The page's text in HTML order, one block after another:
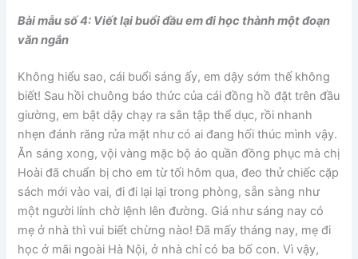
Bài mẫu số 4: Viết lại buổi đầu em đi học thành một đoạn
văn ngắn
Không hiểu sao, cái buổi sáng ấy, em dậy sớm thế không
biết! Sau hồi chuông báo thức của cái đồng hồ đặt trên đầu
giường, em bật dậy chạy ra sân tập thể dục, rồi nhanh
nhẹn đánh răng rửa mặt như có ai đang hối thúc mình vậy.
Ăn sáng xong, vội vàng mặc bộ áo quần đồng phục mà chị
Hoài đã chuẩn bị cho em từ tối hôm qua, đeo thử chiếc cặp
sách mới vào vai, đi đi lại lại trong phòng, sẵn sàng như
một người lính chờ lệnh lên đường. Giá như sáng nay có
mẹ ở nhà thì vui biết chừng nào! Đã mấy tháng nay, mẹ đi
học ở mãi ngoài Hà Nội, ở nhà chỉ có ba bố con. Vì vậy,